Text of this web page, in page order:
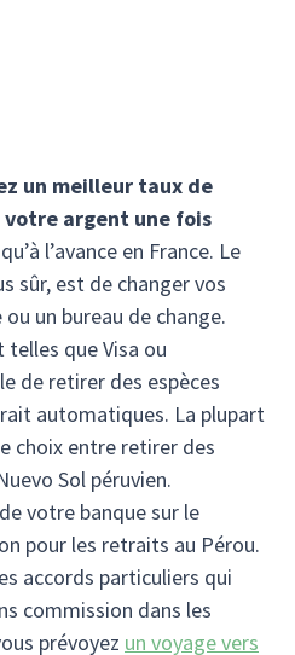
un meilleur taux de
votre argent une fois
l’avance en France. Le
sûr, est de changer vos
un bureau de change.
que Visa ou
de retirer des espèces
automatiques. La plupart
choix entre retirer des
Sol péruvien.
votre banque sur le
pour les retraits au Pérou.
accords particuliers qui
commission dans les
prévoyez un voyage vers